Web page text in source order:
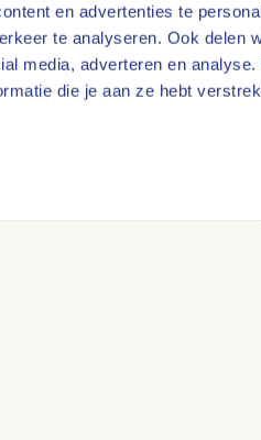
en advertenties te
te analyseren. Ook delen
media, adverteren en
die je aan ze hebt